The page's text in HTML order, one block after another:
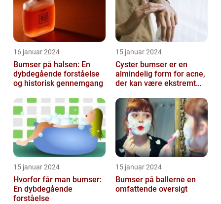
16 januar 2024
Bumser på halsen: En
dybdegående forståelse
og historisk gennemgang
15 januar 2024
Cyster bumser er en
almindelig form for acne,
der kan være ekstremt
belastende for d...
15 januar 2024
Hvorfor får man bumser:
En dybdegående
forståelse
15 januar 2024
Bumser på ballerne en
omfattende oversigt